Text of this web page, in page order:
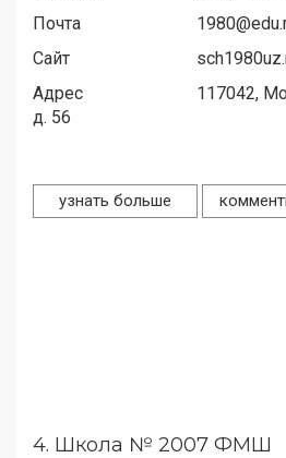
Почта
Сайт
Адрес
117042,
д. 56
узнать больше
4. Школа № 2007 ФМШ